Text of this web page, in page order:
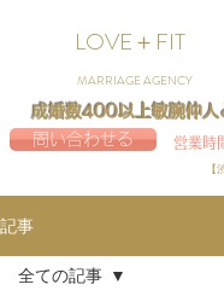
LOVE＋FIT
MARRIAGE AGENCY
問い合わせる
【
成婚数400以上敏腕仲人
営業時
記事
全ての記事